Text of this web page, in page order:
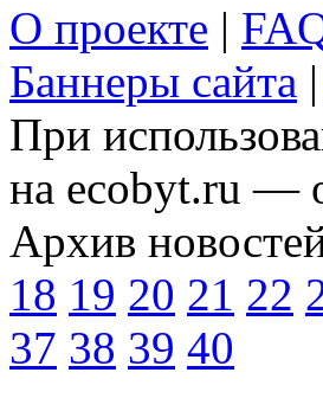
О проекте |
Баннеры сайта |
При
на ecobyt.ru —
Архив
18 19 20 21 22
37 38 39 40